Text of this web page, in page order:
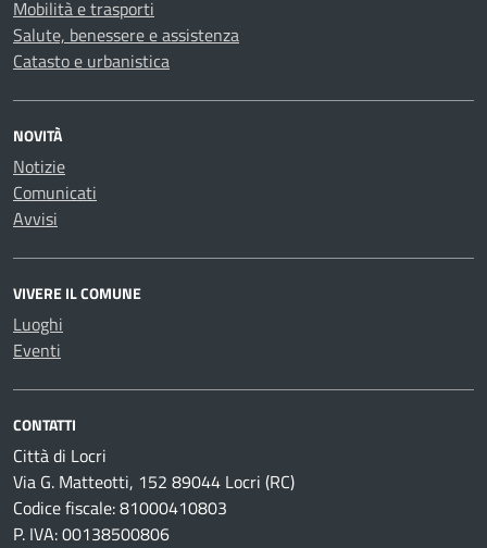
Mobilità e trasporti
Salute, benessere e assistenza
Catasto e urbanistica
NOVITÀ
Notizie
Comunicati
Avvisi
VIVERE IL COMUNE
Luoghi
Eventi
CONTATTI
Città di Locri
Via G. Matteotti, 152 89044 Locri (RC)
Codice fiscale: 81000410803
P. IVA: 00138500806